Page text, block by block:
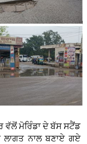
ਵੱਲੋਂ ਮੋਰਿੰਡਾ ਦੇ ਬੱਸ ਸਟੈਂਡ
ਨਾਲ ਬਣਾਏ ਗਏ